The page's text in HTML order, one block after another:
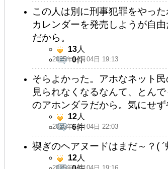
この人は別に刑事犯罪をやっ
カレンダーを発売しようが自
だから。
2025年11月04日 19:13
13人
0件
そらよかった。アホなネット
見られなくなるなんて、とん
のアホンダラだから。気にせず
2025年11月04日 22:03
12人
6件
禊ぎのヘアヌードはまだ～？( ´
12人